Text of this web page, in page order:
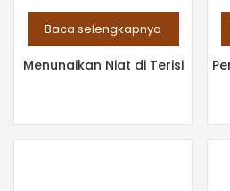
Baca selengkapnya
Menunaikan Niat di Terisi